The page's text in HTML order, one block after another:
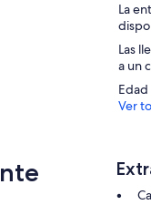
La
Las
a un
Ver